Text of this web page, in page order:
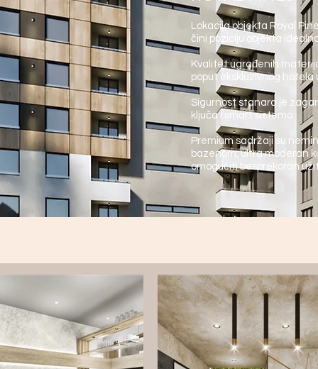
Lokacija objekta Royal
čini poziciju objekta
Kvalitet ugrađenih
poput ekskluzivnog
Sigurnost stanara je
ključa i smart sistema.
Premium sadržaji su
bazenom, ultra moderan
omogućiti besprekoran